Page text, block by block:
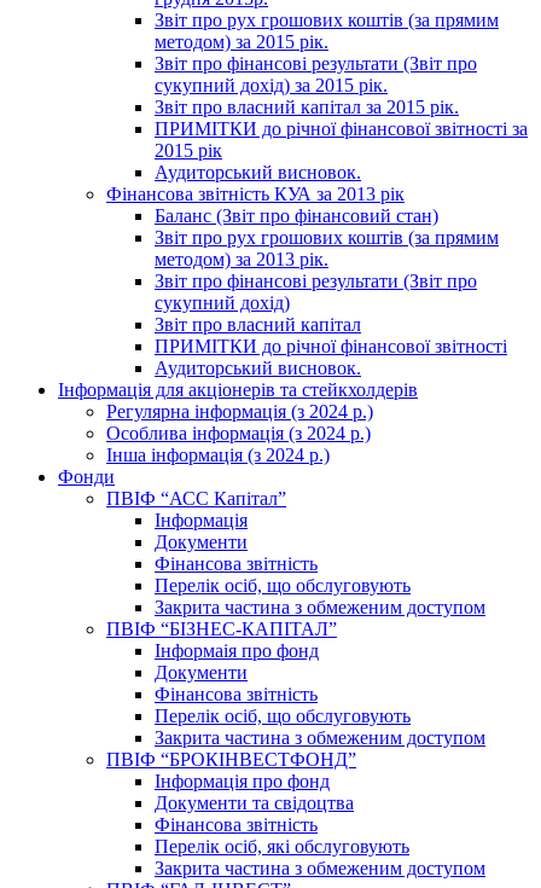
Звіт про рух грошових коштів (за прямим
методом) за 2015 рік.
Звіт про фінансові результати (Звіт про
сукупний дохід) за 2015 рік.
Звіт про власний капітал за 2015 рік.
ПРИМІТКИ до річної фінансової звітності за
2015 рік
Аудиторський висновок.
Фінансова звітність КУА за 2013 рік
Баланс (Звіт про фінансовий стан)
Звіт про рух грошових коштів (за прямим
методом) за 2013 рік.
Звіт про фінансові результати (Звіт про
сукупний дохід)
Звіт про власний капітал
ПРИМІТКИ до річної фінансової звітності
Аудиторський висновок.
Інформація для акціонерів та стейкхолдерів
Регулярна інформація (з 2024 р.)
Особлива інформація (з 2024 р.)
Інша інформація (з 2024 р.)
Фонди
ПВІФ “АСС Капітал”
Інформація
Документи
Фінансова звітність
Перелік осіб, що обслуговують
Закрита частина з обмеженим доступом
ПВІФ “БІЗНЕС-КАПІТАЛ”
Інформаія про фонд
Документи
Фінансова звітність
Перелік осіб, що обслуговують
Закрита частина з обмеженим доступом
ПВІФ “БРОКІНВЕСТФОНД”
Інформація про фонд
Документи та свідоцтва
Фінансова звітність
Перелік осіб, які обслуговують
Закрита частина з обмеженим доступом